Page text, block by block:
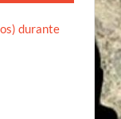
durante